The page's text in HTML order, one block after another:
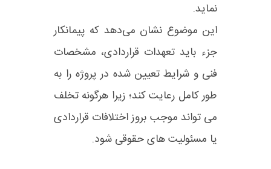
نماید.
این موضوع نشان می‌دهد که پیمانکار
جزء باید تعهدات قراردادی، مشخصات
فنی و شرایط تعیین‌ شده در پروژه را به‌
طور کامل رعایت کند؛ زیرا هرگونه تخلف
می‌ تواند موجب بروز اختلافات قراردادی
یا مسئولیت‌ های حقوقی شود.